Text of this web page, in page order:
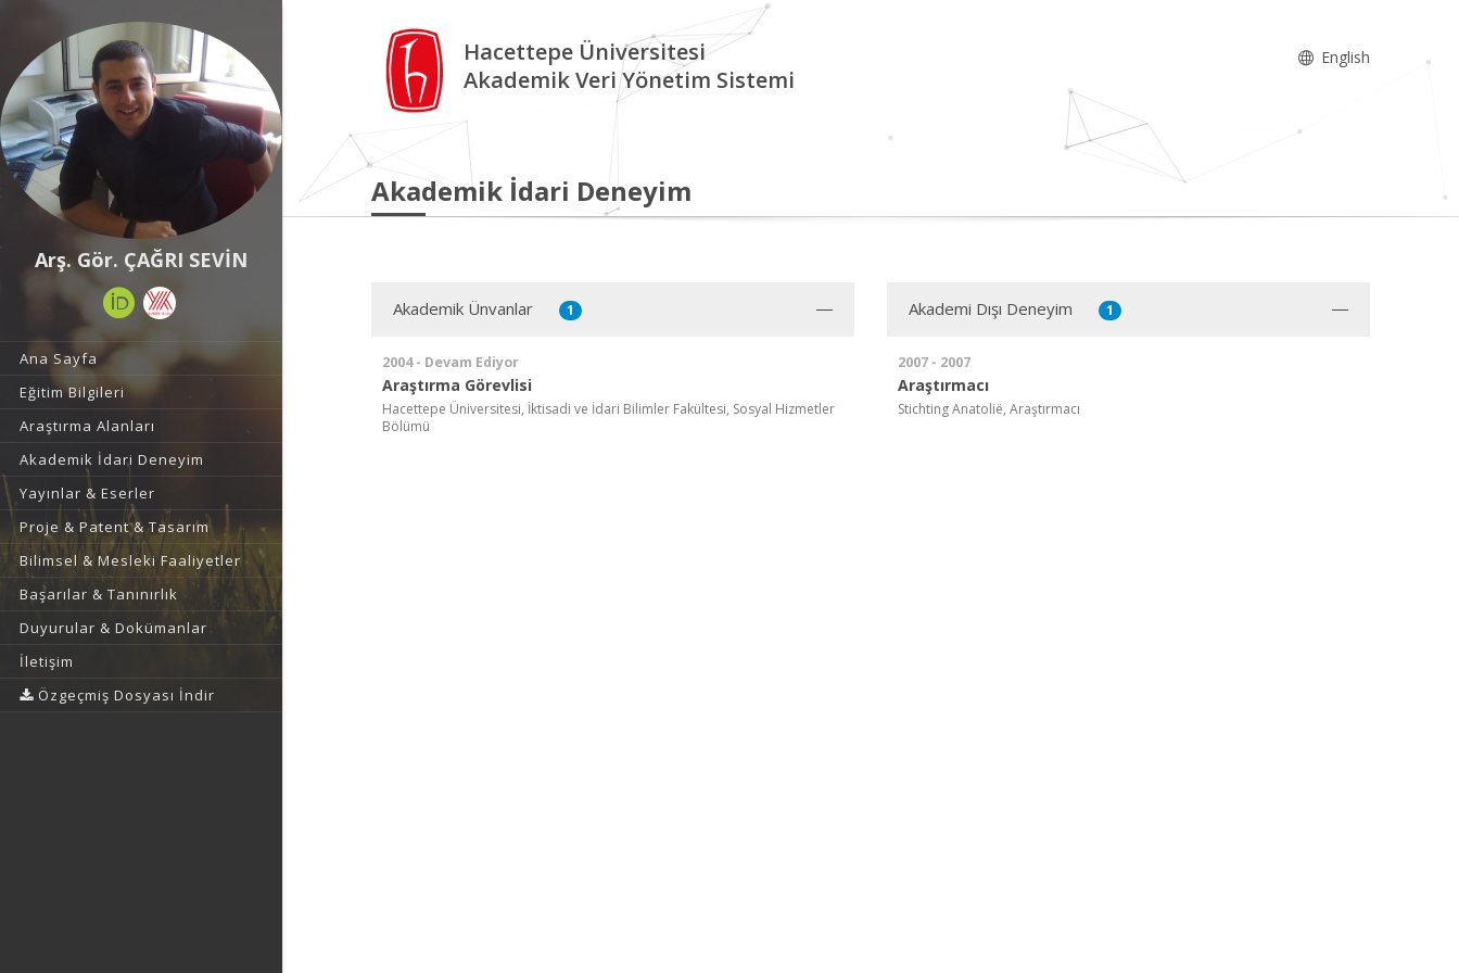
Arş. Gör. ÇAĞRI SEVİN
Ana Sayfa
Eğitim Bilgileri
Araştırma Alanları
Akademik İdari Deneyim
Yayınlar & Eserler
Proje & Patent & Tasarım
Bilimsel & Mesleki Faaliyetler
Başarılar & Tanınırlık
Duyurular & Dokümanlar
İletişim
Özgeçmiş Dosyası İndir
Hacettepe Üniversitesi
Akademik Veri Yönetim Sistemi
English
Akademik İdari Deneyim
Akademik Ünvanlar 1
2004 - Devam Ediyor
Araştırma Görevlisi
Hacettepe Üniversitesi, İktisadi ve İdari Bilimler Fakültesi, Sosyal Hizmetler
Bölümü
Akademi Dışı Deneyim 1
2007 - 2007
Araştırmacı
Stichting Anatolië, Araştırmacı